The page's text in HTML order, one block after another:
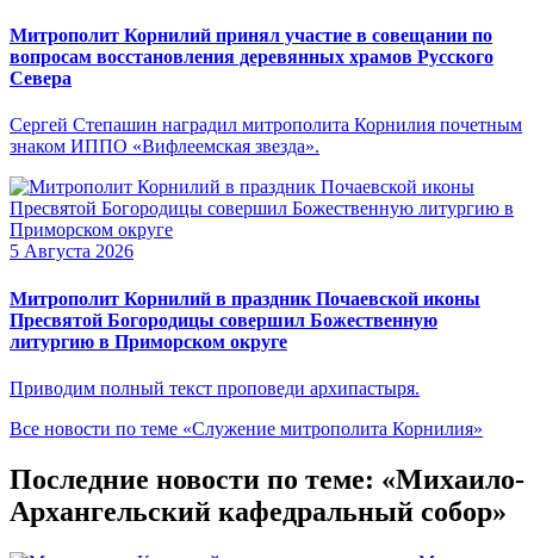
Митрополит Корнилий принял участие в совещании по
вопросам восстановления деревянных храмов Русского
Севера
Сергей Степашин наградил митрополита Корнилия почетным
знаком ИППО «Вифлеемская звезда».
5 Августа 2026
Митрополит Корнилий в праздник Почаевской иконы
Пресвятой Богородицы совершил Божественную
литургию в Приморском округе
Приводим полный текст проповеди архипастыря.
Все новости по теме «Служение митрополита Корнилия»
Последние новости по теме: «Михаило-
Архангельский кафедральный собор»